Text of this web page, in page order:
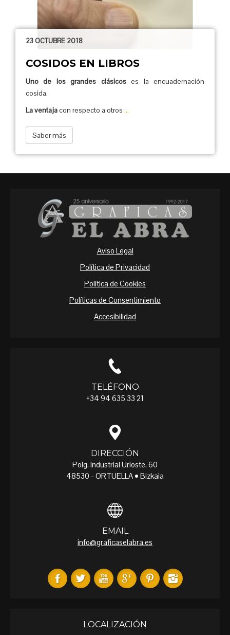
23 OCTUBRE 2018
COSIDOS EN LIBROS
Uno de los grandes clásicoses la encuadernación
cosida.
La ventajacon respecto a otros ...
Saber más
Aviso Legal
Política de Privacidad
Política de Cookies
Políticas de Consentimiento
Accesibilidad
TELÉFONO
+34 94 635 33 21
DIRECCIÓN
Polg. Industrial Urioste, 60
48530 - ORTUELLA • Bizkaia
EMAIL
info@graficaselabra.es
LOCALIZACIÓN